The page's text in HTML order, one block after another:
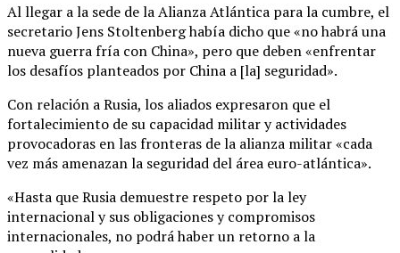
Al llegar a la sede de la Alianza Atlántica para la cumbre, el
secretario Jens Stoltenberg había dicho que «no habrá una
nueva guerra fría con China», pero que deben «enfrentar
los desafíos planteados por China a [la] seguridad».
Con relación a Rusia, los aliados expresaron que el
fortalecimiento de su capacidad militar y actividades
provocadoras en las fronteras de la alianza militar «cada
vez más amenazan la seguridad del área euro-atlántica».
«Hasta que Rusia demuestre respeto por la ley
internacional y sus obligaciones y compromisos
internacionales, no podrá haber un retorno a la